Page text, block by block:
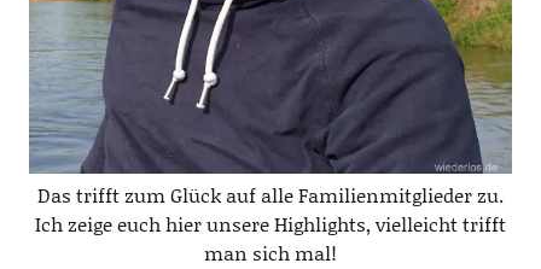
Das trifft zum Glück auf alle Familienmitglieder zu.
Ich zeige euch hier unsere Highlights, vielleicht trifft
man sich mal!